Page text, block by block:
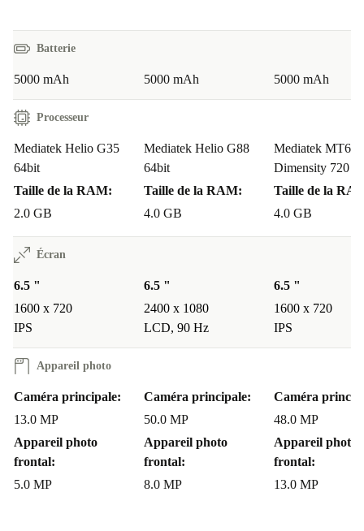
Batterie
5000 mAh 5000 mAh 5000 mAh
Processeur
Mediatek Helio G35
64bit
Taille de la RAM:
2.0 GB
Mediatek Helio G88
64bit
Taille de la RAM:
4.0 GB
Mediatek
Dimensity 720
Taille de la
4.0 GB
Écran
6.5 "
1600 x 720
IPS
6.5 "
2400 x 1080
LCD, 90 Hz
6.5 "
1600 x 720
IPS
Appareil photo
Caméra principale:
13.0 MP
Appareil photo
frontal:
5.0 MP
Caméra principale:
50.0 MP
Appareil photo
frontal:
8.0 MP
Caméra
48.0 MP
Appareil photo
frontal:
13.0 MP